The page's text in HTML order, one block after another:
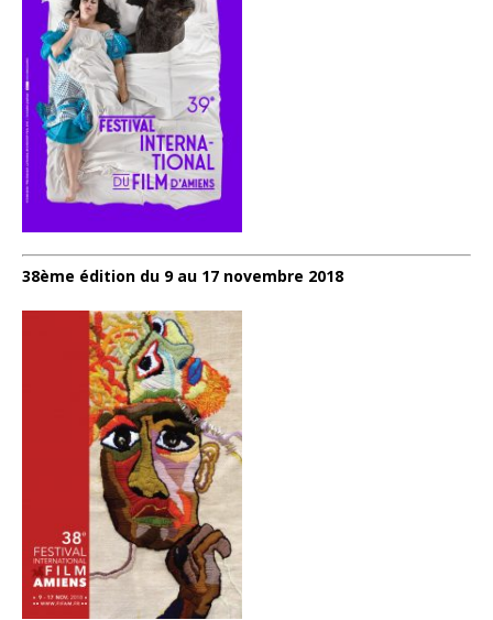
38ème édition du 9 au 17 novembre 2018